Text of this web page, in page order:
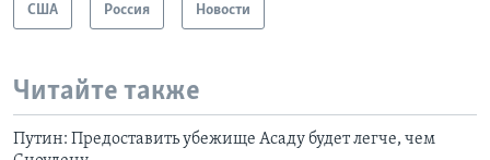
США Россия Новости
Читайте также
Путин: Предоставить убежище Асаду будет легче, чем